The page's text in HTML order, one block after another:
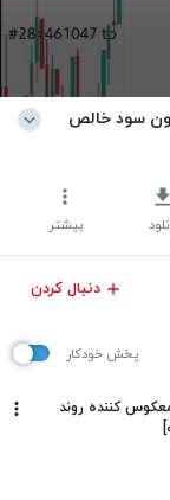
در سشن نیویورک با ۴ میلیون سود خالص
بیشتر
دنبال کردن
پخش خودکار
کننده روند